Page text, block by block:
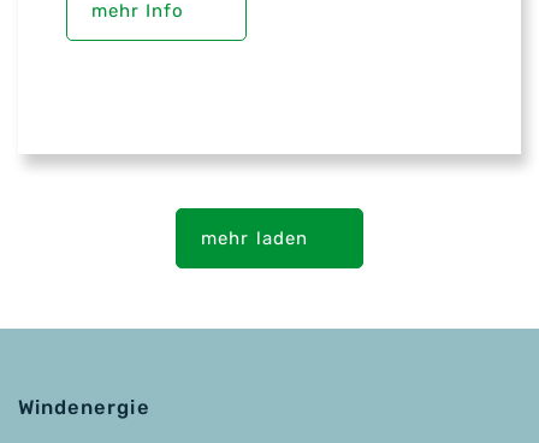
mehr Info
mehr laden
Windenergie